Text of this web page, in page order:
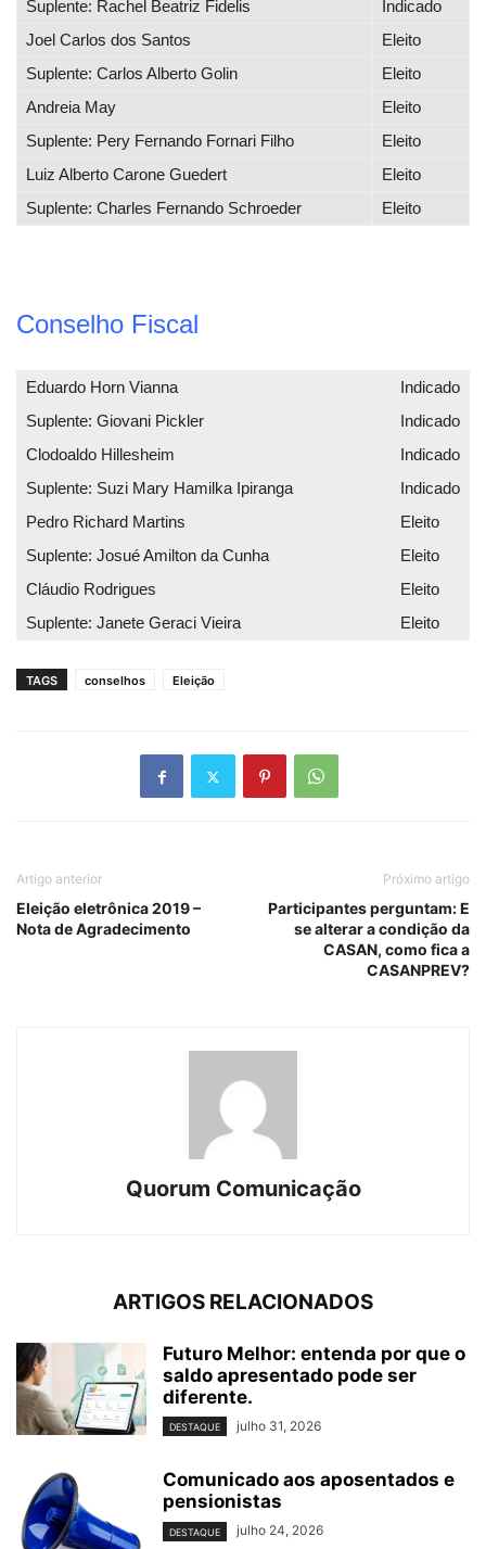
Suplente: Rachel Beatriz Fidelis
Indicado
Joel Carlos dos Santos
Eleito
Suplente: Carlos Alberto Golin
Eleito
Andreia May
Eleito
Suplente: Pery Fernando Fornari Filho
Eleito
Luiz Alberto Carone Guedert
Eleito
Suplente: Charles Fernando Schroeder
Eleito
Conselho Fiscal
Eduardo Horn Vianna
Indicado
Suplente: Giovani Pickler
Indicado
Clodoaldo Hillesheim
Indicado
Suplente: Suzi Mary Hamilka Ipiranga
Indicado
Pedro Richard Martins
Eleito
Suplente: Josué Amilton da Cunha
Eleito
Cláudio Rodrigues
Eleito
Suplente: Janete Geraci Vieira
Eleito
TAGS conselhos Eleição
Artigo anterior
Eleição eletrônica 2019 –
Nota de Agradecimento
Próximo artigo
Participantes perguntam: E
se alterar a condição da
CASAN, como fica a
CASANPREV?
Quorum Comunicação
ARTIGOS RELACIONADOS
Futuro Melhor: entenda por que o
saldo apresentado pode ser
diferente.
DESTAQUE julho 31, 2026
Comunicado aos aposentados e
pensionistas
DESTAQUE julho 24, 2026